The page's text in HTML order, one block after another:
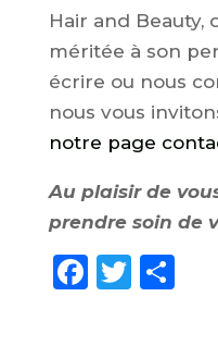
Hair and Beauty,
méritée à son
écrire ou nous
nous vous
notre page
Au plaisir de
prendre soin de
F T S